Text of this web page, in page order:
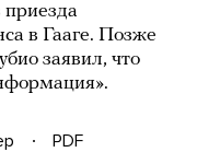
в Гааге. Позже
заявил, что
PDF